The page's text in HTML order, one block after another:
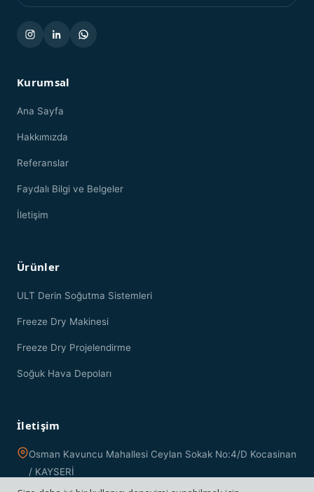
Kurumsal
Ana Sayfa
Hakkımızda
Referanslar
Faydalı Bilgi ve Belgeler
İletişim
Ürünler
ULT Derin Soğutma Sistemleri
Freeze Dry Makinesi
Freeze Dry Projelendirme
Soğuk Hava Depoları
İletişim
Osman Kavuncu Mahallesi Ceylan Sokak No:4/D Kocasinan
/ KAYSERİ